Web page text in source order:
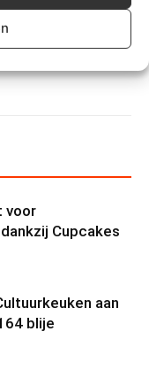
voor
Cupcakes
aan
blije